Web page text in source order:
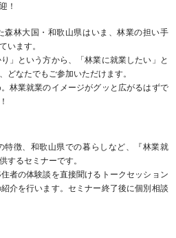
！
森林大国・和歌山県はいま、林業の担い手
います。
」という方から、「林業に就業したい」と
どなたでもご参加いただけます。
林業就業のイメージがグッと広がるはずで
特徴、和歌山県での暮らしなど、『林業就
するセミナーです。
者の体験談を直接聞けるトークセッション
介を行います。セミナー終了後に個別相談